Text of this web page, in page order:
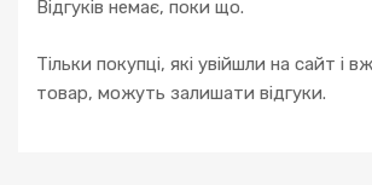
Відгуків немає, поки що.
Тільки покупці, які увійшли на сайт і
товар, можуть залишати відгуки.